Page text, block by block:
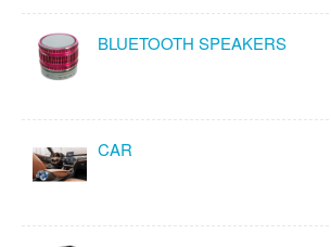
BLUETOOTH SPEAKERS
CAR